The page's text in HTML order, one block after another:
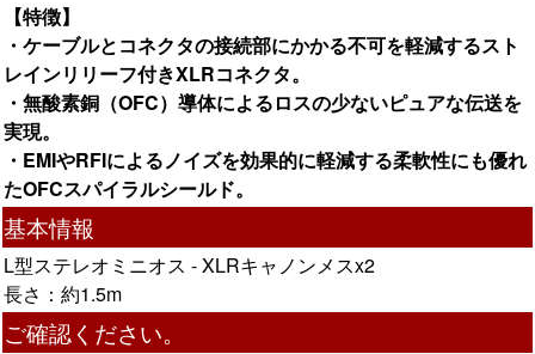
【特徴】
・ケーブルとコネクタの接続部にかかる不可を軽減するスト
レインリリーフ付きXLRコネクタ。
・無酸素銅（OFC）導体によるロスの少ないピュアな伝送を
実現。
・EMIやRFIによるノイズを効果的に軽減する柔軟性にも優れ
たOFCスパイラルシールド。
基本情報
L型ステレオミニオス - XLRキャノンメスx2
長さ：約1.5m
ご確認ください。